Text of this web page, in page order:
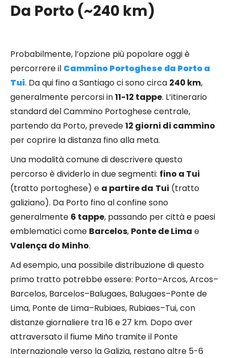
Da Porto (~240 km)
Probabilmente, l’opzione più popolare oggi è
percorrere il Cammino Portoghese da Porto a
Tui. Da qui fino a Santiago ci sono circa 240 km,
generalmente percorsi in11-12 tappe. L’itinerario
standard del Cammino Portoghese centrale,
partendo da Porto, prevede12 giorni di cammino
per coprire la distanza fino alla meta.
Una modalità comune di descrivere questo
percorso è dividerlo in due segmenti: fino a Tui
(tratto portoghese) e a partire da Tui (tratto
galiziano). Da Porto fino al confine sono
generalmente 6 tappe, passando per città e paesi
emblematici come Barcelos, Ponte de Lima e
Valença do Minho.
Ad esempio, una possibile distribuzione di questo
primo tratto potrebbe essere: Porto–Arcos, Arcos–
Barcelos, Barcelos–Balugaes, Balugaes–Ponte de
Lima, Ponte de Lima–Rubiaes, Rubiaes–Tui, con
distanze giornaliere tra 16 e 27 km. Dopo aver
attraversato il fiume Miño tramite il Ponte
Internazionale verso la Galizia, restano altre 5-6